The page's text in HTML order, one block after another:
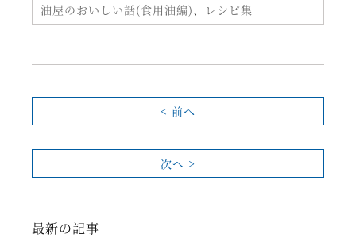
油屋のおいしい話(食用油編)、 レシピ集
< 前へ
次へ >
最新の記事